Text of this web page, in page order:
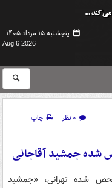
پنجشنبه ۱۵ مرداد ۱۴۰۵ -
Aug 6 2026
۰ نظر
چاپ
شده جمشید آقاجانی
شده تهرانی، «جمشید